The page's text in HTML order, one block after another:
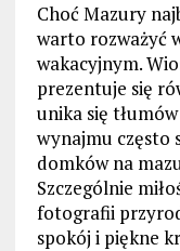
Choć Mazury
warto rozważyć
wakacyjnym.
prezentuje się
unika się
wynajmu często
domków na
Szczególnie
fotografii
spokój i piękne